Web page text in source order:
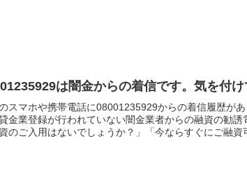
は闇金からの着信です。気を付
スマホや携帯電話に08001235929からの着信履歴が
金業登録が行われていない闇金業者からの融資の勧
資のご入用はないでしょうか？」「今ならすぐにご融資